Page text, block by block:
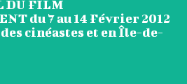
DU FILM
du 7 au 14 Février 2012
cinéastes et en Île-de-